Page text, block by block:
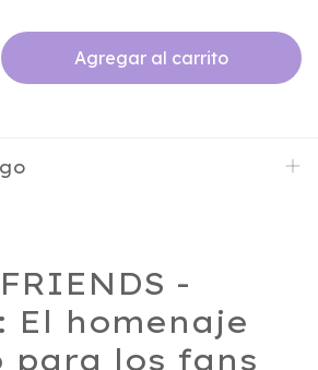
-
El homenaje
para los fans